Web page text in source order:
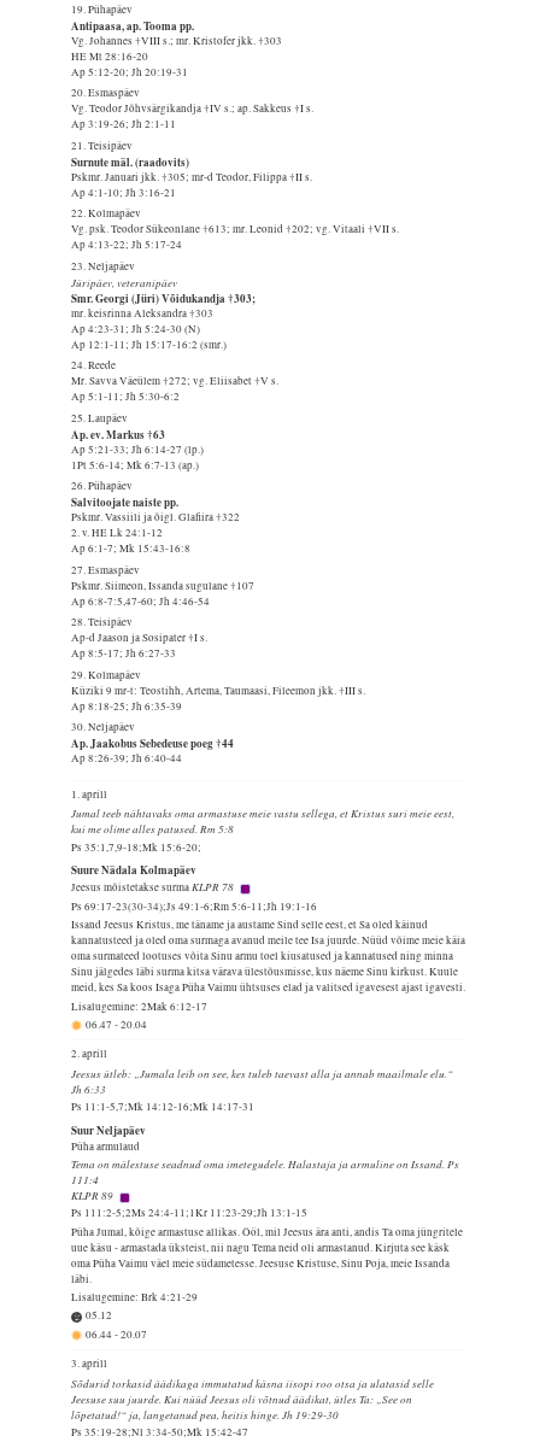
19. Pühapäev
Antipaasa, ap. Tooma pp.
Vg. Johannes †VIII s.; mr. Kristofer jkk. †303
HE Mt 28:16-20
Ap 5:12-20; Jh 20:19-31
20. Esmaspäev
Vg. Teodor Jõhvsärgikandja †IV s.; ap. Sakkeus †I s.
Ap 3:19-26; Jh 2:1-11
21. Teisipäev
Surnute mäl. (raadovits)
Pskmr. Januari jkk. †305; mr-d Teodor, Filippa †II s.
Ap 4:1-10; Jh 3:16-21
22. Kolmapäev
Vg. psk. Teodor Sükeonlane †613; mr. Leonid †202; vg. Vitaali †VII s.
Ap 4:13-22; Jh 5:17-24
23. Neljapäev
Jüripäev, veteranipäev
Smr. Georgi (Jüri) Võidukandja †303;
mr. keisrinna Aleksandra †303
Ap 4:23-31; Jh 5:24-30 (N)
Ap 12:1-11; Jh 15:17-16:2 (smr.)
24. Reede
Mr. Savva Väeülem †272; vg. Eliisabet †V s.
Ap 5:1-11; Jh 5:30-6:2
25. Laupäev
Ap. ev. Markus †63
Ap 5:21-33; Jh 6:14-27 (lp.)
1Pt 5:6-14; Mk 6:7-13 (ap.)
26. Pühapäev
Salvitoojate naiste pp.
Pskmr. Vassiili ja õigl. Glafiira †322
2. v. HE Lk 24:1-12
Ap 6:1-7; Mk 15:43-16:8
27. Esmaspäev
Pskmr. Siimeon, Issanda sugulane †107
Ap 6:8-7:5,47-60; Jh 4:46-54
28. Teisipäev
Ap-d Jaason ja Sosipater †I s.
Ap 8:5-17; Jh 6:27-33
29. Kolmapäev
Küziki 9 mr-t: Teostihh, Artema, Taumaasi, Fileemon jkk. †III s.
Ap 8:18-25; Jh 6:35-39
30. Neljapäev
Ap. Jaakobus Sebedeuse poeg †44
Ap 8:26-39; Jh 6:40-44
1. aprill
Jumal teeb nähtavaks oma armastuse meie vastu sellega, et Kristus suri meie eest,
kui me olime alles patused. Rm 5:8
Ps 35:1,7,9-18;Mk 15:6-20;
Suure Nädala Kolmapäev
Jeesus mõistetakse surma KLPR 78
Ps 69:17-23(30-34);Js 49:1-6;Rm 5:6-11;Jh 19:1-16
Issand Jeesus Kristus, me täname ja austame Sind selle eest, et Sa oled käinud
kannatusteed ja oled oma surmaga avanud meile tee Isa juurde. Nüüd võime meie käia
oma surmateed lootuses võita Sinu armu toel kiusatused ja kannatused ning minna
Sinu jälgedes läbi surma kitsa värava ülestõusmisse, kus näeme Sinu kirkust. Kuule
meid, kes Sa koos Isaga Püha Vaimu ühtsuses elad ja valitsed igavesest ajast igavesti.
Lisalugemine: 2Mak 6:12-17
06.47-20.04
2. aprill
Jeesus ütleb: „Jumala leib on see, kes tuleb taevast alla ja annab maailmale elu.“
Jh 6:33
Ps 11:1-5,7;Mk 14:12-16;Mk 14:17-31
Suur Neljapäev
Püha armulaud
Tema on mälestuse seadnud oma imetegudele. Halastaja ja armuline on Issand. Ps
111:4
KLPR 89
Ps 111:2-5;2Ms 24:4-11;1Kr 11:23-29;Jh 13:1-15
Püha Jumal, kõige armastuse allikas. Ööl, mil Jeesus ära anti, andis Ta oma jüngritele
uue käsu - armastada üksteist, nii nagu Tema neid oli armastanud. Kirjuta see käsk
oma Püha Vaimu väel meie südametesse. Jeesuse Kristuse, Sinu Poja, meie Issanda
läbi.
Lisalugemine: Brk 4:21-29
05.12
06.44-20.07
3. aprill
Sõdurid torkasid äädikaga immutatud käsna iisopi roo otsa ja ulatasid selle
Jeesuse suu juurde. Kui nüüd Jeesus oli võtnud äädikat, ütles Ta: „See on
lõpetatud!“ ja, langetanud pea, heitis hinge. Jh 19:29-30
Ps 35:19-28;Nl 3:34-50;Mk 15:42-47